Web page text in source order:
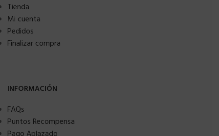
Tienda
Mi cuenta
Pedidos
Finalizar compra
INFORMACIÓN
FAQs
Puntos Recompensa